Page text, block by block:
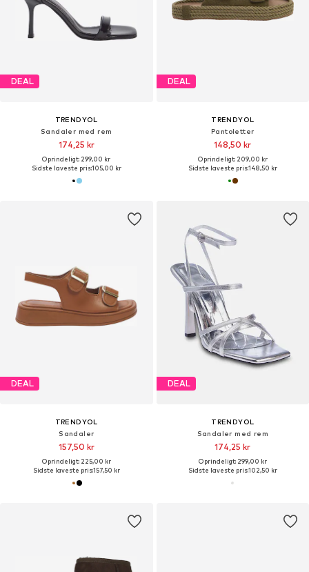
DEAL
TRENDYOL
Sandaler med rem
174,25 kr
Oprindeligt: 299,00 kr
Sidste laveste pris:105,00 kr
DEAL
TRENDYOL
Pantoletter
148,50 kr
Oprindeligt: 209,00 kr
Sidste laveste pris:148,50 kr
DEAL
TRENDYOL
Sandaler
157,50 kr
Oprindeligt: 225,00 kr
Sidste laveste pris:157,50 kr
DEAL
TRENDYOL
Sandaler med rem
174,25 kr
Oprindeligt: 299,00 kr
Sidste laveste pris:102,50 kr